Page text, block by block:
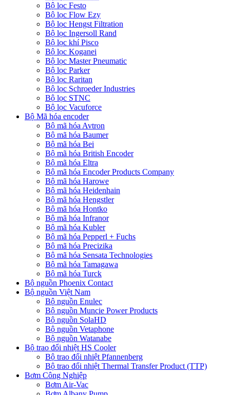
Bộ lọc Festo
Bộ lọc Flow Ezy
Bộ lọc Hengst Filtration
Bộ lọc Ingersoll Rand
Bộ lọc khí Pisco
Bộ lọc Koganei
Bộ lọc Master Pneumatic
Bộ lọc Parker
Bộ lọc Raritan
Bộ lọc Schroeder Industries
Bộ lọc STNC
Bộ lọc Vacuforce
Bộ Mã hóa encoder
Bộ mã hóa Avtron
Bộ mã hóa Baumer
Bộ mã hóa Bei
Bộ mã hóa British Encoder
Bộ mã hóa Eltra
Bộ mã hóa Encoder Products Company
Bộ mã hóa Harowe
Bộ mã hóa Heidenhain
Bộ mã hóa Hengstler
Bộ mã hóa Hontko
Bộ mã hóa Infranor
Bộ mã hóa Kubler
Bộ mã hóa Pepperl + Fuchs
Bộ mã hóa Precizika
Bộ mã hóa Sensata Technologies
Bộ mã hóa Tamagawa
Bộ mã hóa Turck
Bộ nguồn Phoenix Contact
Bộ nguồn Việt Nam
Bộ nguồn Enulec
Bộ nguồn Muncie Power Products
Bộ nguồn SolaHD
Bộ nguồn Vetaphone
Bộ nguồn Watanabe
Bộ trao đổi nhiệt HS Cooler
Bộ trao đổi nhiệt Pfannenberg
Bộ trao đổi nhiệt Thermal Transfer Product (TTP)
Bơm Công Nghiệp
Bơm Air-Vac